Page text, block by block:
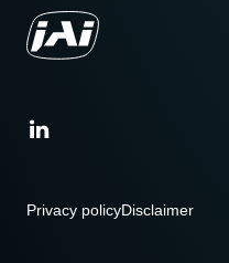
Privacy policyDisclaimer